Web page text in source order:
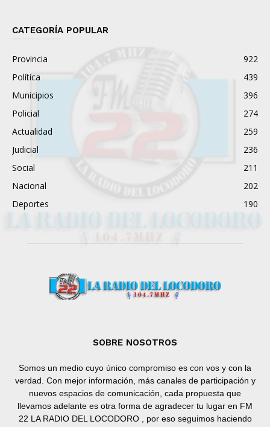
CATEGORÍA POPULAR
Provincia
922
Política
439
Municipios
396
Policial
274
Actualidad
259
Judicial
236
Social
211
Nacional
202
Deportes
190
SOBRE NOSOTROS
Somos un medio cuyo único compromiso es con vos y con la
verdad. Con mejor información, más canales de participación y
nuevos espacios de comunicación, cada propuesta que
llevamos adelante es otra forma de agradecer tu lugar en FM
22 LA RADIO DEL LOCODORO , por eso seguimos haciendo